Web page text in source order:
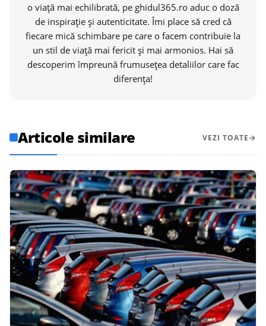
o viață mai echilibrată, pe ghidul365.ro aduc o doză
de inspirație și autenticitate. Îmi place să cred că
fiecare mică schimbare pe care o facem contribuie la
un stil de viață mai fericit și mai armonios. Hai să
descoperim împreună frumusețea detaliilor care fac
diferența!
Articole similare VEZI TOATE